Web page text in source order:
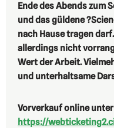
Ende des Abends zum
und das güldene
nach Hause tragen
allerdings nicht
Wert der Arbeit.
und unterhaltsame
Vorverkauf online unter
https://